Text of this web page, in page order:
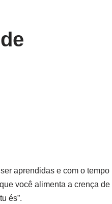
aprendidas e com o tempo
você alimenta a crença de
és”.